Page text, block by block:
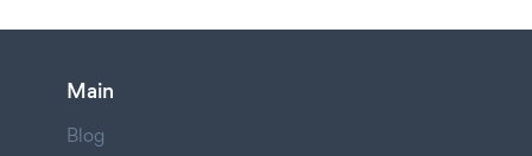
Main
Blog